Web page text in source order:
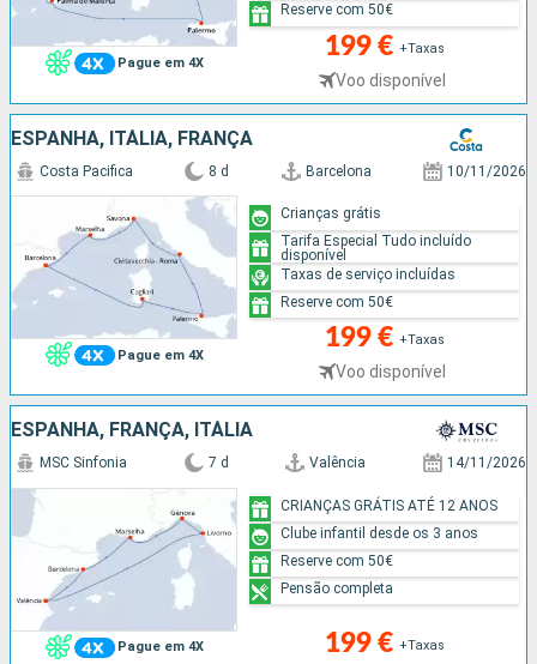
Pague em 4X
199 € +Taxas
Voo disponível
Reserve com 50€
ESPANHA, ITÁLIA, FRANÇA
Pague em 4X
Costa Pacifica 8 d Barcelona 10/11/2026
199 € +Taxas
Voo disponível
Crianças grátis
Tarifa Especial Tudo incluído
disponível
Taxas de serviço incluídas
Reserve com 50€
ESPANHA, FRANÇA, ITÁLIA
Pague em 4X
MSC Sinfonia 7 d Valência 14/11/2026
199 € +Taxas
CRIANÇAS GRÁTIS ATÉ 12 ANOS
Clube infantil desde os 3 anos
Reserve com 50€
Pensão completa